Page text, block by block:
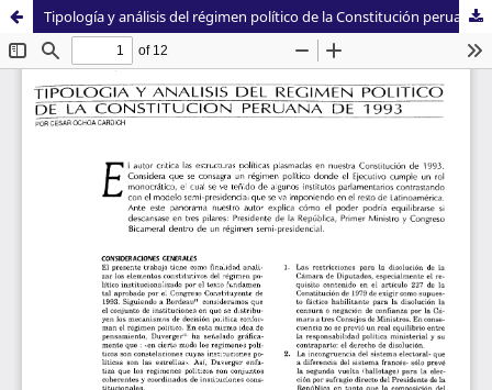
Tipología y análisis del régimen político de la Constitución peruana de 1993